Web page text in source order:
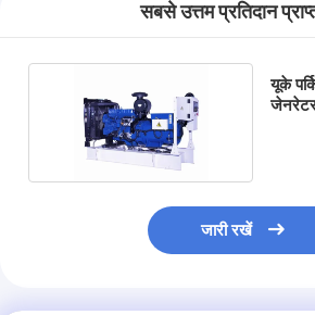
सबसे उत्तम प्रतिदान
यूके
जारी रखें